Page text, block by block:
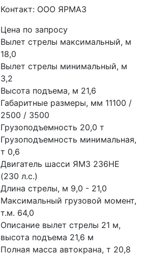
Контакт: ООО ЯРМАЗ
Цена по запросу
Вылет стрелы максимальный, м
18,0
Вылет стрелы минимальный, м
3,2
Высота подъема, м 21,6
Габаритные размеры, мм 11100 /
2500 / 3500
Грузоподъемность 20,0 т
Грузоподъемность минимальная,
т 0,6
Двигатель шасси ЯМЗ 236НЕ
(230 л.с.)
Длина стрелы, м 9,0 - 21,0
Максимальный грузовой момент,
т.м. 64,0
Описание вылет стрелы 21 м,
высота подъема 21,6 м
Полная масса автокрана, т 20,8